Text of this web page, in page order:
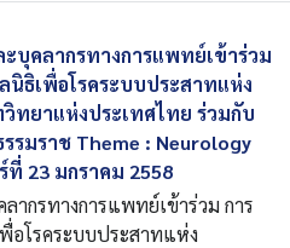
คลากรทางการแพทย์เข้าร่วม
นิธิเพื่อโรคระบบประสาทแห่ง
ทยาแห่งประเทศไทย ร่วมกับ
รมราช Theme : Neurology
23 มกราคม 2558
กรทางการแพทย์เข้าร่วม การ
อโรคระบบประสาทแห่ง